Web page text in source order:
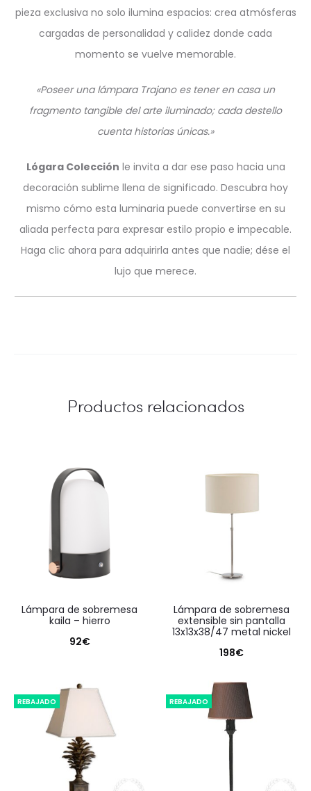
pieza exclusiva no solo ilumina espacios: crea atmósferas
cargadas de personalidad y calidez donde cada
momento se vuelve memorable.
«Poseer una lámpara Trajano es tener en casa un
fragmento tangible del arte iluminado; cada destello
cuenta historias únicas.»
Lógara Colección le invita a dar ese paso hacia una
decoración sublime llena de significado. Descubra hoy
mismo cómo esta luminaria puede convertirse en su
aliada perfecta para expresar estilo propio e impecable.
Haga clic ahora para adquirirla antes que nadie; dése el
lujo que merece.
Productos relacionados
lámpara de sobremesa
kaila – hierro
92€
lámpara de sobremesa
extensible sin pantalla
13x13x38/47 metal nickel
198€
REBAJADO REBAJADO